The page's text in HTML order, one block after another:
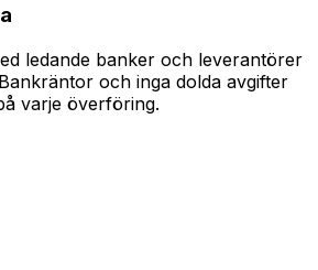
ledande banker och leverantörer
och inga dolda avgifter
varje överföring.